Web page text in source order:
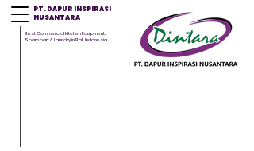
PT. DAPUR INSPIRASI
NUSANTARA
Best Commercial Kitchen Equipment,
Sparepart & Laundry in Bali, Indonesia